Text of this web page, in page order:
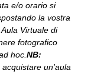
e/o orario si
la vostra
Virtuale di
fotografico
hoc. NB:
un'aula